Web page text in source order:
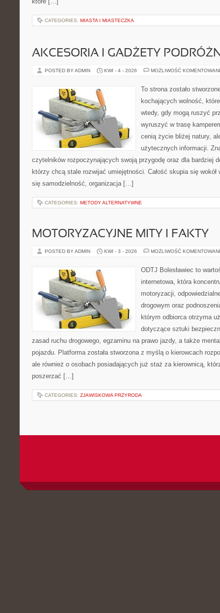
CATEGORIES: MIASTA I MIASTECZKA
AKCESORIA I GADŻETY
POSTED BY ADMIN KWI - 4 - 2026 MOŻLIWOŚĆ
To strona zostało
kochających wolność,
wtedy, gdy mogą ruszyć
wyruszyć w trasę
cenią życie bliżej natury,
użytecznych informacji.
czytelników rozpoczynających swoją przygodę oraz dla bardziej
którzy chcą stale rozwijać umiejętności. Całość skupia się
się samodzielność, organizacja […]
CATEGORIES: METODY ALTERNATYWNE
MOTORYZACYJNE MITY I FAKTY
POSTED BY ADMIN KWI - 3 - 2026 MOŻLIWOŚĆ
ODTJ Bolesławiec to
internetowa, która
motoryzacji,
drogowym oraz
którym odbiorca otrzyma
dotyczące sztuki
zasad ruchu drogowego, egzaminu na prawo jazdy, a także
pojazdu. Platforma została stworzona z myślą o kierowcach
ale również o osobach posiadających już staż za kierownicą,
poszerzać […]
CATEGORIES: ZJAWISKOWA PRZYRODA